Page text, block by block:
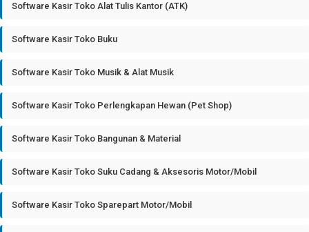
Software Kasir Toko Alat Tulis Kantor (ATK)
Software Kasir Toko Buku
Software Kasir Toko Musik & Alat Musik
Software Kasir Toko Perlengkapan Hewan (Pet Shop)
Software Kasir Toko Bangunan & Material
Software Kasir Toko Suku Cadang & Aksesoris Motor/Mobil
Software Kasir Toko Sparepart Motor/Mobil